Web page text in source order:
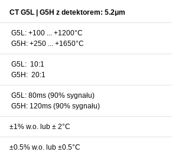
CT G5L | G5H z detektorem: 5.2μm
G5L: +100 ... +1200°C
G5H: +250 ... +1650°C
G5L: 10:1
G5H: 20:1
G5L: 80ms (90% sygnału)
G5H: 120ms (90% sygnału)
±1% w.o. lub ± 2°C
±0.5% w.o. lub ±0.5°C